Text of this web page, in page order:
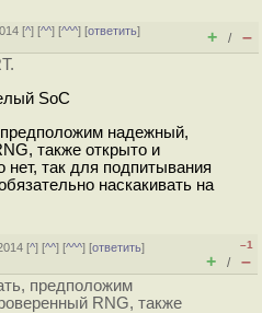
[^] [^^] [^^^] [ответить]
+ / –
SoC
надежный,
также открыто и
нет, так для подпитывания
наскакивать на
[^] [^^] [^^^] [ответить]
–1
+ / –
предположим
RNG, также